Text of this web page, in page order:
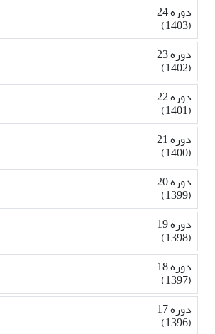
دوره 24
(1403)
دوره 23
(1402)
دوره 22
(1401)
دوره 21
(1400)
دوره 20
(1399)
دوره 19
(1398)
دوره 18
(1397)
دوره 17
(1396)